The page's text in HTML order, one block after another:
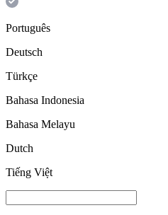
Português
Deutsch
Türkçe
Bahasa Indonesia
Bahasa Melayu
Dutch
Tiếng Việt